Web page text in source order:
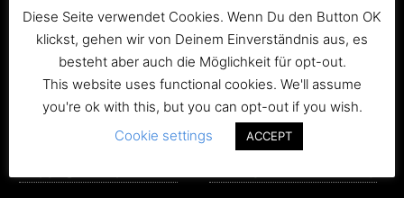
Das verlassene Hotel „Teddy“
Diese Seite verwendet Cookies. Wenn Du den Button OK
klickst, gehen wir von Deinem Einverständnis aus, es
besteht aber auch die Möglichkeit für opt-out.
This website uses functional cookies. We'll assume
you're ok with this, but you can opt-out if you wish.
Cookie settings
ACCEPT